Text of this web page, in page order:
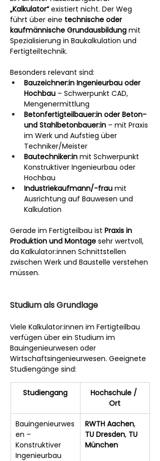
„Kalkulator“ existiert nicht. Der Weg
führt über eine technische oder
kaufmännische Grundausbildung mit
Spezialisierung in Baukalkulation und
Fertigteiltechnik.
Besonders relevant sind:
Bauzeichner:in Ingenieurbau oder
Hochbau – Schwerpunkt CAD,
Mengenermittlung
Betonfertigteilbauer:in oder Beton-
und Stahlbetonbauer:in – mit Praxis
im Werk und Aufstieg über
Techniker/Meister
Bautechniker:in mit Schwerpunkt
Konstruktiver Ingenieurbau oder
Hochbau
Industriekaufmann/-frau mit
Ausrichtung auf Bauwesen und
Kalkulation
Gerade im Fertigteilbau ist Praxis in
Produktion und Montage sehr wertvoll,
da Kalkulator:innen Schnittstellen
zwischen Werk und Baustelle verstehen
müssen.
Studium als Grundlage
Viele Kalkulator:innen im Fertigteilbau
verfügen über ein Studium im
Bauingenieurwesen oder
Wirtschaftsingenieurwesen. Geeignete
Studiengänge sind:
Studiengang
Hochschule /
Ort
Bauingenieurwes
en –
Konstruktiver
Ingenieurbau
RWTH Aachen,
TU Dresden, TU
München